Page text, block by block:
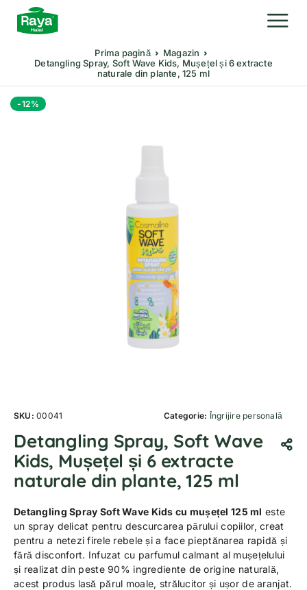
Prima pagină
Magazin
Detangling Spray, Soft Wave Kids, Mușețel și 6 extracte
naturale din plante, 125 ml
-12%
SKU:00041 Categorie: Îngrijire personală
Detangling Spray, Soft Wave
Kids, Mușețel și 6 extracte
naturale din plante, 125 ml
Detangling Spray Soft Wave Kids cu mușețel 125 ml este
un spray delicat pentru descurcarea părului copiilor, creat
pentru a netezi firele rebele și a face pieptănarea rapidă și
fără disconfort. Infuzat cu parfumul calmant al mușețelului
și realizat din peste 90% ingrediente de origine naturală,
acest produs lasă părul moale, strălucitor și ușor de aranjat.